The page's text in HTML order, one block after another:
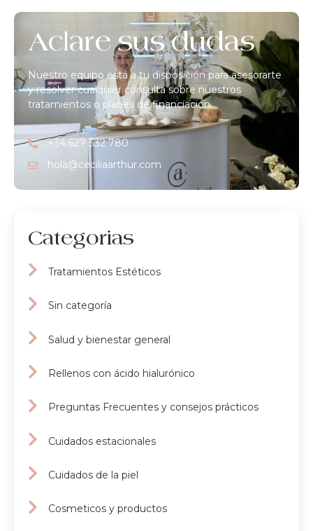
Aclare sus dudas
Nuestro equipo está a tu disposición para asesorarte
y resolver cualquier consulta sobre nuestros
tratamientos o planes de financiación.
+34 627 332 780
hola@ceciliaarthur.com
Categorias
Tratamientos Estéticos
Sin categoría
Salud y bienestar general
Rellenos con ácido hialurónico
Preguntas Frecuentes y consejos prácticos
Cuidados estacionales
Cuidados de la piel
Cosmeticos y productos